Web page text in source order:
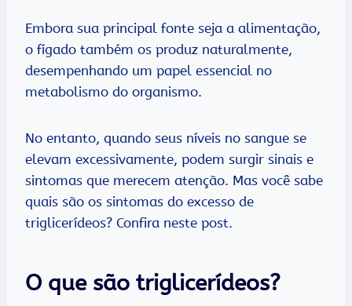
Embora sua principal fonte seja a alimentação,
o fígado também os produz naturalmente,
desempenhando um papel essencial no
metabolismo do organismo.
No entanto, quando seus níveis no sangue se
elevam excessivamente, podem surgir sinais e
sintomas que merecem atenção. Mas você sabe
quais são os sintomas do excesso de
triglicerídeos? Confira neste post.
O que são triglicerídeos?